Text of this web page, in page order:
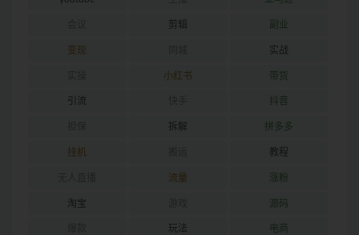
剪辑 副业
变现 实战
小红书 带货
引流 抖音
拆解 拼多多
挂机 教程
流量 涨粉
淘宝 源码
玩法 电商